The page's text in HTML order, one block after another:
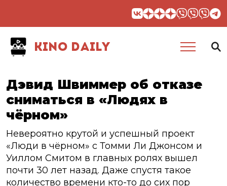
KINO DAILY
Дэвид Швиммер об отказе
сниматься в «Людях в
чёрном»
Невероятно крутой и успешный проект
«Люди в чёрном» с Томми Ли Джонсом и
Уиллом Смитом в главных ролях вышел
почти 30 лет назад. Даже спустя такое
количество времени кто-то до сих пор